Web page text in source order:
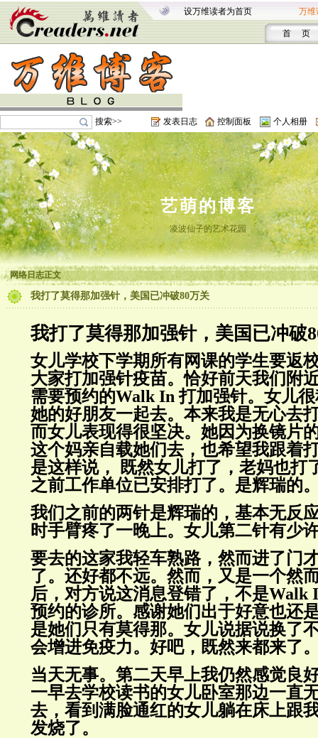
设万维读者为首页 万维
首 页
搜索>> 发表日志 控制面板 个人相册
艺萌的博客
凌波仙子的艺术花园
网络日志正文
我打了莫得那加强针，美国已冲破80万关
我打了莫得那加强针，美国已冲破
女儿学校下学期所有网课的学生要返
大家打加强针疫苗。恰好前天我们附
需要预约的Walk In 打加强针。女儿
她的好朋友一起去。本来我是无心去
而女儿表现得很坚决。她因为换镜片
这个妈亲自载她们去，也希望我跟着
是这样说， 既然女儿打了，老妈也打
之前工作单位已安排打了。是辉瑞的
我们之前的两针是辉瑞的，基本无反
时手臂疼了一晚上。女儿第二针有少
要去的这家我轻车熟路，然而进了门
了。还好都不远。然而，又是一个然
后，对方说这消息登错了，不是Walk
预约的诊所。感谢她们出于好意也还
是她们只有莫得那。女儿说据说换了
会增进免疫力。好吧，既然来都来了
当天无事。第二天早上我仍然感觉良
一早去学校读书的女儿卧室那边一直
去，看到满脸通红的女儿躺在床上跟
发烧了。